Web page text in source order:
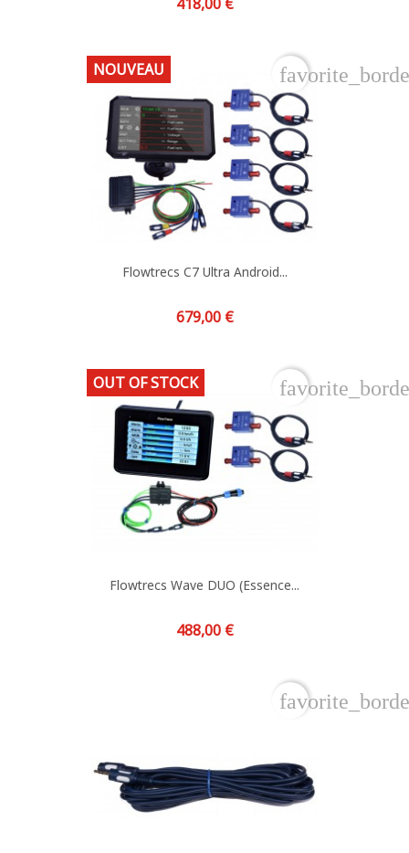
Flowtrecs C7 Ultra Android...
Prix
679,00 €
NOUVEAU
Flowtrecs Wave DUO (Essence...
Prix
488,00 €
OUT OF STOCK